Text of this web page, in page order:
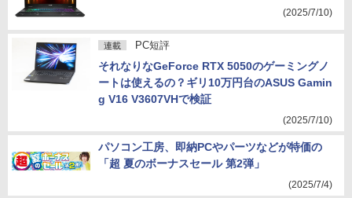
(2025/7/10)
連載 PC短評
それなりなGeForce RTX 5050のゲーミングノ
ートは使えるの？ギリ10万円台のASUS Gamin
g V16 V3607VHで検証
(2025/7/10)
パソコン工房、即納PCやパーツなどが特価の
「超 夏のボーナスセール 第2弾」
(2025/7/4)